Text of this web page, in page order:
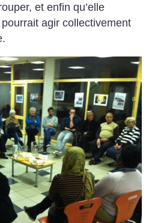
et enfin qu’elle
agir collectivement